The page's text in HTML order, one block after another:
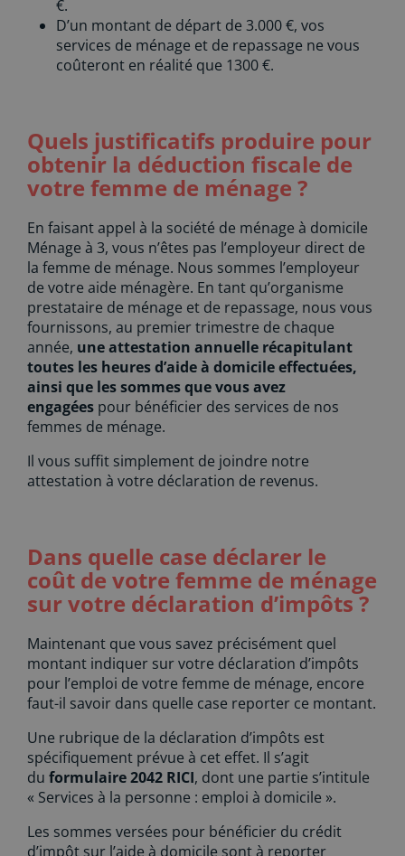
€.
D’un montant de départ de 3.000 €, vos
services de ménage et de repassage ne vous
coûteront en réalité que 1300 €.
Quels justificatifs produire pour
obtenir la déduction fiscale de
votre femme de ménage ?
En faisant appel à la société de ménage à domicile
Ménage à 3, vous n’êtes pas l’employeur direct de
la femme de ménage. Nous sommes l’employeur
de votre aide ménagère. En tant qu’organisme
prestataire de ménage et de repassage, nous vous
fournissons, au premier trimestre de chaque
année, une attestation annuelle récapitulant
toutes les heures d’aide à domicile effectuées,
ainsi que les sommes que vous avez
engagées pour bénéficier des services de nos
femmes de ménage.
Il vous suffit simplement de joindre notre
attestation à votre déclaration de revenus.
Dans quelle case déclarer le
coût de votre femme de ménage
sur votre déclaration d’impôts ?
Maintenant que vous savez précisément quel
montant indiquer sur votre déclaration d’impôts
pour l’emploi de votre femme de ménage, encore
faut-il savoir dans quelle case reporter ce montant.
Une rubrique de la déclaration d’impôts est
spécifiquement prévue à cet effet. Il s’agit
du formulaire 2042 RICI, dont une partie s’intitule
« Services à la personne : emploi à domicile ».
Les sommes versées pour bénéficier du crédit
d’impôt sur l’aide à domicile sont à reporter